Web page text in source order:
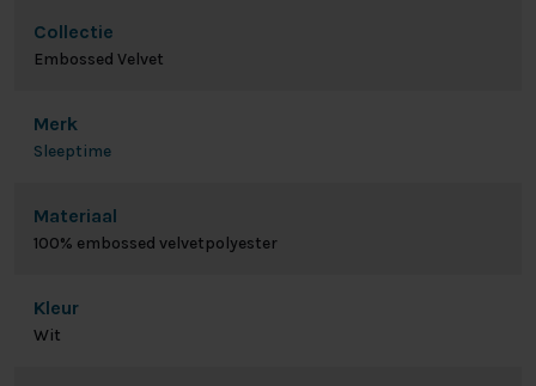
Collectie
Embossed Velvet
Merk
Sleeptime
Materiaal
100% embossed velvetpolyester
Kleur
Wit